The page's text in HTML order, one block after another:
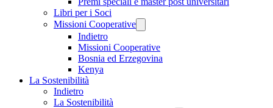
Libri per i Soci
Missioni Cooperative
Indietro
Missioni Cooperative
Bosnia ed Erzegovina
Kenya
La Sostenibilità
Indietro
La Sostenibilità